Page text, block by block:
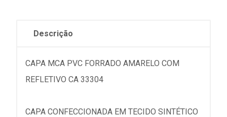
Descrição
CAPA MCA PVC FORRADO AMARELO COM
REFLETIVO CA 33304
CAPA CONFECCIONADA EM TECIDO SINTÉTICO